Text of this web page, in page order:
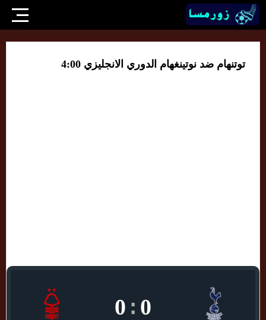
توتنهام ضد نوتينغهام الدوري الانجليزي 4:00
0
:
0